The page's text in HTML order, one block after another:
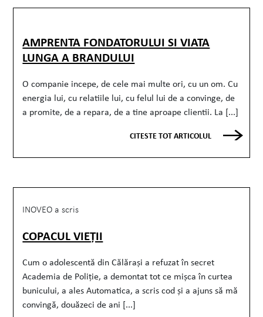
AMPRENTA FONDATORULUI SI VIATA
LUNGA A BRANDULUI
O companie incepe, de cele mai multe ori, cu un om. Cu
energia lui, cu relatiile lui, cu felul lui de a convinge, de
a promite, de a repara, de a tine aproape clientii. La [...]
CITESTE TOT ARTICOLUL
INOVEO a scris
COPACUL VIEȚII
Cum o adolescentă din Călărași a refuzat în secret
Academia de Poliție, a demontat tot ce mișca în curtea
bunicului, a ales Automatica, a scris cod și a ajuns să mă
convingă, douăzeci de ani [...]